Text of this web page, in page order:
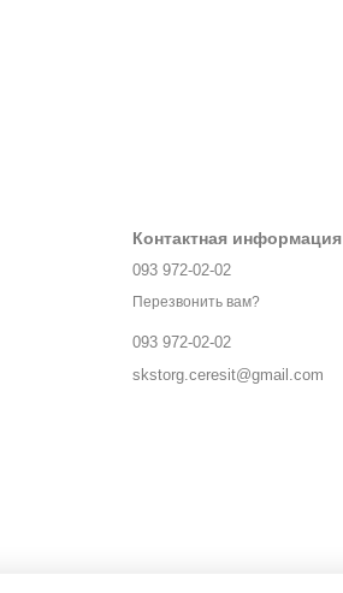
Контактная информация
093 972-02-02
Перезвонить вам?
093 972-02-02
skstorg.ceresit@gmail.com